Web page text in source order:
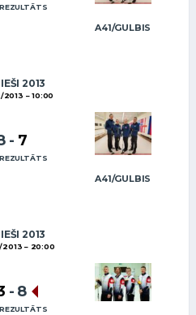
A41/GULBIS
2013
2013 10:00
A41/GULBIS
- 7
2013
20:00
- 8